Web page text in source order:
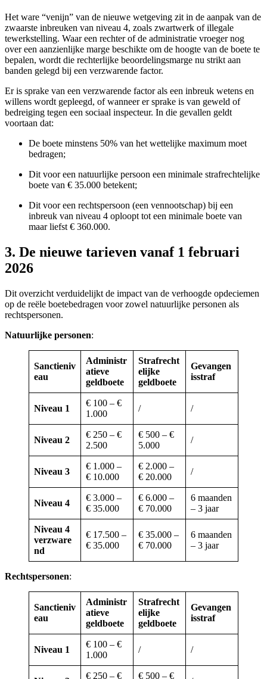
Het ware “venijn” van de nieuwe wetgeving zit in de aanpak van de
zwaarste inbreuken van niveau 4, zoals zwartwerk of illegale
tewerkstelling. Waar een rechter of de administratie vroeger nog
over een aanzienlijke marge beschikte om de hoogte van de boete te
bepalen, wordt die rechterlijke beoordelingsmarge nu strikt aan
banden gelegd bij een verzwarende factor.
Er is sprake van een verzwarende factor als een inbreuk wetens en
willens wordt gepleegd, of wanneer er sprake is van geweld of
bedreiging tegen een sociaal inspecteur. In die gevallen geldt
voortaan dat:
De boete minstens 50% van het wettelijke maximum moet
bedragen;
Dit voor een natuurlijke persoon een minimale strafrechtelijke
boete van € 35.000 betekent;
Dit voor een rechtspersoon (een vennootschap) bij een
inbreuk van niveau 4 oploopt tot een minimale boete van
maar liefst € 360.000.
3. De nieuwe tarieven vanaf 1 februari
2026
Dit overzicht verduidelijkt de impact van de verhoogde opdeciemen
op de reële boetebedragen voor zowel natuurlijke personen als
rechtspersonen.
Natuurlijke personen:
Sanctieniv
eau
Administr
atieve
geldboete
Strafrecht
elijke
geldboete
Gevangen
isstraf
Niveau 1
€ 100 – €
1.000
/ /
Niveau 2
€ 250 – €
2.500
€ 500 – €
5.000
/
Niveau 3
€ 1.000 –
€ 10.000
€ 2.000 –
€ 20.000
/
Niveau 4
€ 3.000 –
€ 35.000
€ 6.000 –
€ 70.000
6 maanden
– 3 jaar
Niveau 4
verzware
nd
€ 17.500 –
€ 35.000
€ 35.000 –
€ 70.000
6 maanden
– 3 jaar
Rechtspersonen:
Sanctieniv
eau
Administr
atieve
geldboete
Strafrecht
elijke
geldboete
Gevangen
isstraf
Niveau 1
€ 100 – €
1.000
/ /
€ 250 – € € 500 – €